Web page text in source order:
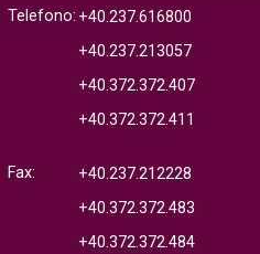
Telefono: +40.237.616800
+40.237.213057
+40.372.372.407
+40.372.372.411
Fax:
+40.237.212228
+40.372.372.483
+40.372.372.484